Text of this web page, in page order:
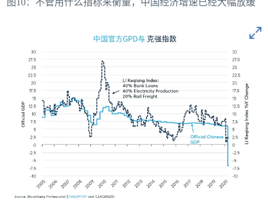
图10：不管用什么指标来衡量，中国经济增速已经大幅放缓